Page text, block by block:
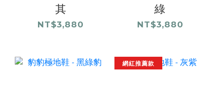
其
NT$3,880
綠
NT$3,880
網紅推薦款